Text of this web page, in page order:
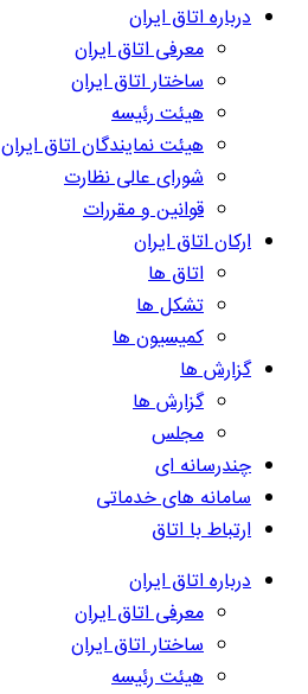
درباره اتاق ایران
معرفی اتاق ایران
ساختار اتاق ایران
هیئت رئیسه
هیئت نمایندگان اتاق ایران
شورای عالی نظارت
قوانین و مقررات
ارکان اتاق ایران
اتاق ها
تشکل ها
کمیسیون ها
گزارش ها
گزارش ها
مجلس
چندرسانه ای
سامانه های خدماتی
ارتباط با اتاق
درباره اتاق ایران
معرفی اتاق ایران
ساختار اتاق ایران
هیئت رئیسه